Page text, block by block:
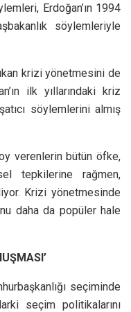
Erdoğan’ın 1994
söylemleriyle
krizi yönetmesini de
ilk yıllarındaki kriz
söylemlerini almış
verenlerin bütün öfke,
tepkilerine rağmen,
Krizi yönetmesinde
daha da popüler hale
seçiminde
seçim politikalarını